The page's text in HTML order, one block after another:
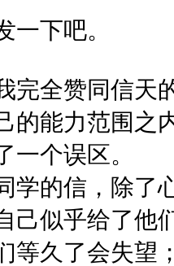
一下吧。
完全赞同信天
的能力范围之
一个误区。
学的信，除了
己似乎给了他
等久了会失望